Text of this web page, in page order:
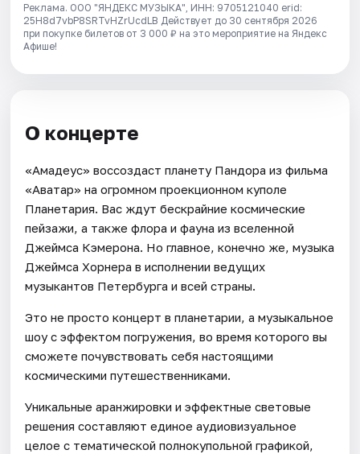
Реклама. ООО "ЯНДЕКС МУЗЫКА", ИНН: 9705121040 erid:
25H8d7vbP8SRTvHZrUcdLB Действует до 30 сентября 2026
при покупке билетов от 3 000 ₽ на это мероприятие на Яндекс
Афише!
О концерте
«Амадеус» воссоздаст планету Пандора из фильма
«Аватар» на огромном проекционном куполе
Планетария. Вас ждут бескрайние космические
пейзажи, а также флора и фауна из вселенной
Джеймса Кэмерона. Но главное, конечно же, музыка
Джеймса Хорнера в исполнении ведущих
музыкантов Петербурга и всей страны.
Это не просто концерт в планетарии, а музыкальное
шоу с эффектом погружения, во время которого вы
сможете почувствовать себя настоящими
космическими путешественниками.
Уникальные аранжировки и эффектные световые
решения составляют единое аудиовизуальное
целое с тематической полнокупольной графикой,